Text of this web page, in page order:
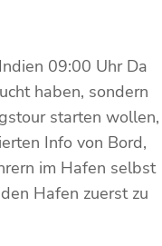
09:00 Uhr Da
haben, sondern
starten wollen,
Info von Bord,
im Hafen selbst
Hafen zuerst zu